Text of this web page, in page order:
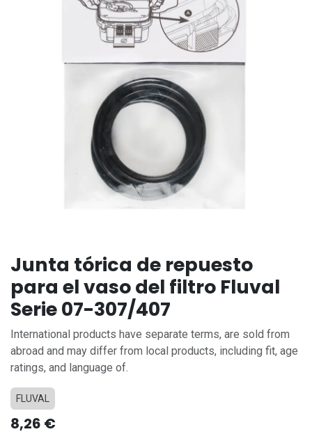
Junta tórica de repuesto
para el vaso del filtro Fluval
Serie 07-307/407
International products have separate terms, are sold from
abroad and may differ from local products, including fit, age
ratings, and language of.
FLUVAL
8,26 €